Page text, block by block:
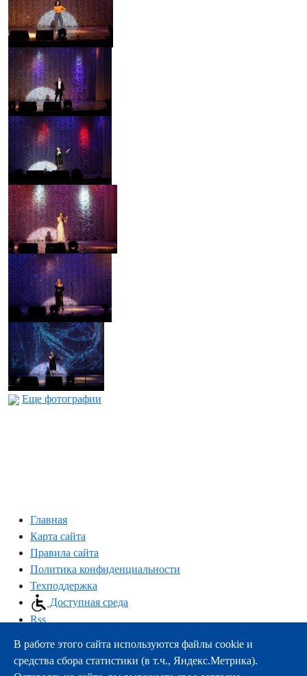
Еще фотографии
Главная
Карта сайта
Правила сайта
Политика конфиденциальности
Техподдержка
Доступная среда
Rss
163000, г.Архангельск, пр-т Троицкий, 51
тел.:+7 (8182) 21-11-63
В работе этого сайта используются файлы cookie и
средства сбора статистики (в т.ч., Яндекс.Метрика).